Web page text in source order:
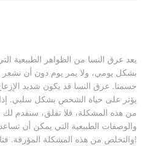
يعد عرق النسا من الظواهر الطبيعية
بشكل يومي، ولا يمر يوم دون أن نشعر
جسمنا. عرق النسا قد يكون شديد
يؤثر على حياة الشخص بشكل سلبي.
من هذه المشكلة، فلا تقلق، سنقدم
والوصفات الطبيعية التي يمكن أن
والتخلص من هذه المشكلة المؤرقة. فتابع معنا!